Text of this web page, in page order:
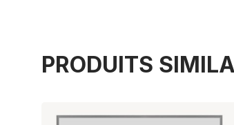
PRODUITS